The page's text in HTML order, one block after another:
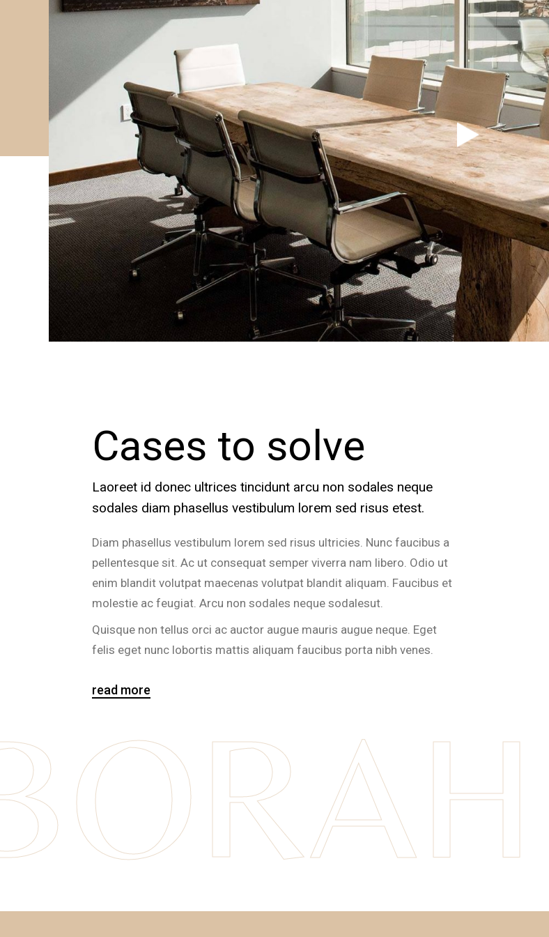
Cases to solve
Laoreet id donec ultrices tincidunt arcu non sodales neque
sodales diam phasellus vestibulum lorem sed risus etest.
Diam phasellus vestibulum lorem sed risus ultricies. Nunc faucibus a
pellentesque sit. Ac ut consequat semper viverra nam libero. Odio ut
enim blandit volutpat maecenas volutpat blandit aliquam. Faucibus et
molestie ac feugiat. Arcu non sodales neque sodalesut.
Quisque non tellus orci ac auctor augue mauris augue neque. Eget
felis eget nunc lobortis mattis aliquam faucibus porta nibh venes.
read more